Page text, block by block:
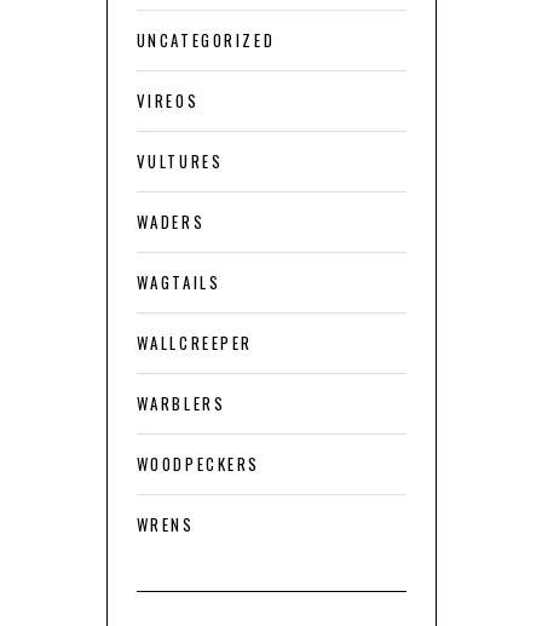
UNCATEGORIZED
VIREOS
VULTURES
WADERS
WAGTAILS
WALLCREEPER
WARBLERS
WOODPECKERS
WRENS